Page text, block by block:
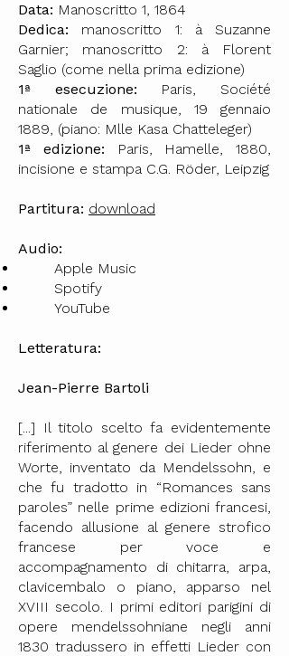
Data: Manoscritto 1, 1864
Dedica: manoscritto 1: à Suzanne
Garnier; manoscritto 2: à Florent
Saglio (come nella prima edizione)
1ª esecuzione: Paris, Société
nationale de musique, 19 gennaio
1889, (piano: Mlle Kasa Chatteleger)
1ª edizione:
Paris, Hamelle, 1880,
incisione e stampa C.G. Röder, Leipzig
Partitura: download
Audio:
Apple Music
Spotify
YouTube
Letteratura:
Jean-Pierre Bartoli
[...] Il titolo scelto fa evidentemente
riferimento al genere dei Lieder ohne
Worte, inventato da Mendelssohn, e
che fu tradotto in “Romances sans
paroles” nelle prime edizioni francesi,
facendo allusione al genere strofico
francese per voce e
accompagnamento di chitarra, arpa,
clavicembalo o piano, apparso nel
XVIII secolo. I primi editori parigini di
opere mendelssohniane negli anni
1830 tradussero in effetti Lieder con